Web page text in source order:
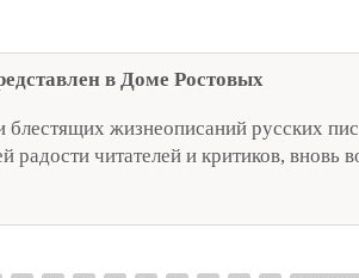
в Доме Ростовых
блестящих жизнеописаний русских
читателей и критиков, вновь